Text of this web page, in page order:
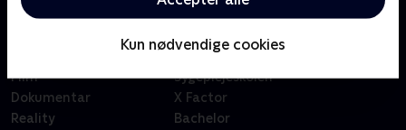
Kun nødvendige cookies
Kategorier
Film
Dokumentar
Reality
Badehotellet
Sygeplejeskolen
X Factor
Bachelor